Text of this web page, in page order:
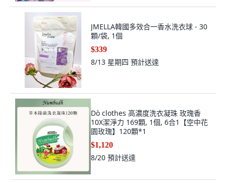
JMELLA韓國多效合一香水洗衣球 - 30
顆/袋, 1個
$339
8/13 星期四 預計送達
Dò clothes 高濃度洗衣凝珠 玫瑰香
10X潔淨力 169顆, 1個, 6合1【空中花
園玫瑰】120顆*1
$1,120
8/20 預計送達